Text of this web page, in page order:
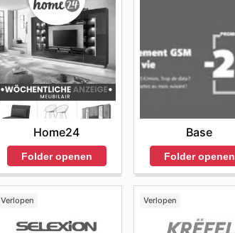
Home24
Folder openen
Base
Folder openen
Verlopen Verlopen